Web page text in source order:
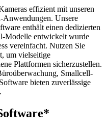
effizient mit unseren
Unsere
enthält einen dedizierten
Modelle entwickelt wurde
vereinfacht. Nutzen Sie
um vielseitige
Plattformen sicherzustellen.
Smallcell-
bieten zuverlässige